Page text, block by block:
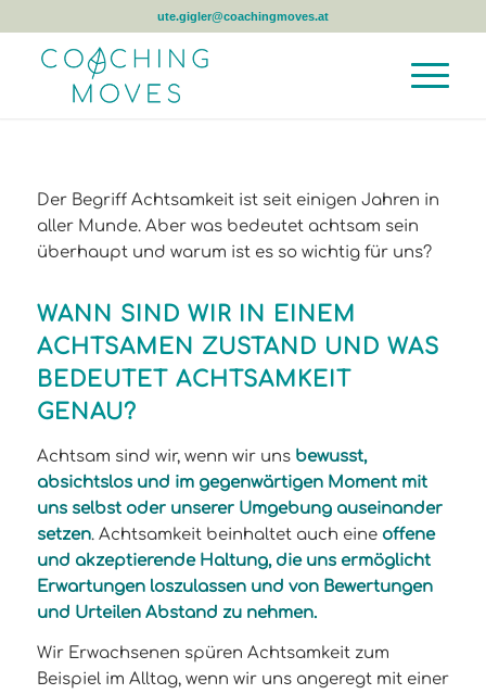
ute.gigler@coachingmoves.at
Der Begriff Achtsamkeit ist seit einigen Jahren in
aller Munde. Aber was bedeutet achtsam sein
überhaupt und warum ist es so wichtig für uns?
WANN SIND WIR IN EINEM
ACHTSAMEN ZUSTAND UND WAS
BEDEUTET ACHTSAMKEIT
GENAU?
Achtsam sind wir, wenn wir uns bewusst,
absichtslos und im gegenwärtigen Moment mit
uns selbst oder unserer Umgebung auseinander
setzen. Achtsamkeit beinhaltet auch eine offene
und akzeptierende Haltung, die uns ermöglicht
Erwartungen loszulassen und von Bewertungen
und Urteilen Abstand zu nehmen.
Wir Erwachsenen spüren Achtsamkeit zum
Beispiel im Alltag, wenn wir uns angeregt mit einer